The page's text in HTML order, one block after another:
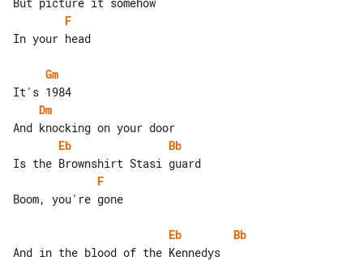
F
In your head
Gm
Dm
Eb
Bb
F
Boom, you're gone
Eb
Bb